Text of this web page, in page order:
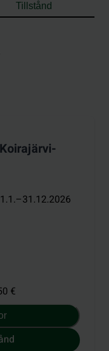
Tillstånd
1.1.–31.12.2026
€